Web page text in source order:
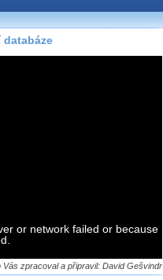
databáze
or network failed or because
Vás zpracoval a připravil: David Gešvindr